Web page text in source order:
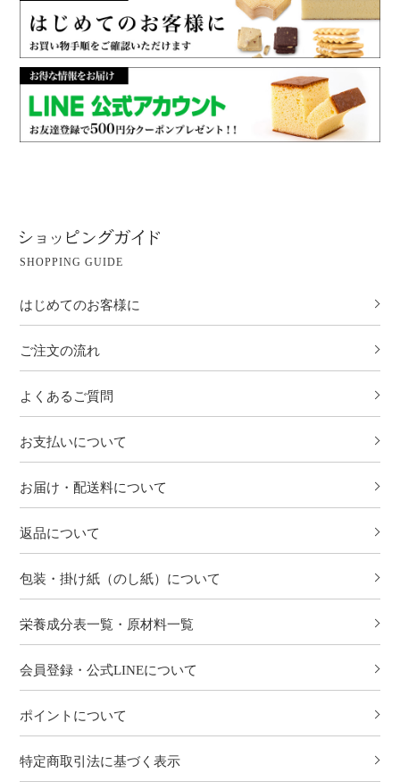
SHOPPING GUIDE
はじめてのお客様に
ご注文の流れ
よくあるご質問
お支払いについて
お届け・配送料について
返品について
包装・掛け紙（のし紙）について
栄養成分表一覧・原材料一覧
会員登録・公式LINEについて
ポイントについて
特定商取引法に基づく表示